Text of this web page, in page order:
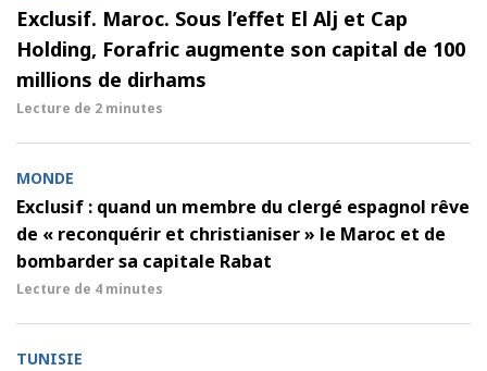
Exclusif. Maroc. Sous l’effet El Alj et Cap
Holding, Forafric augmente son capital de 100
millions de dirhams
Lecture de 2 minutes
MONDE
Exclusif : quand un membre du clergé espagnol rêve
de « reconquérir et christianiser » le Maroc et de
bombarder sa capitale Rabat
Lecture de 4 minutes
TUNISIE